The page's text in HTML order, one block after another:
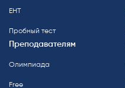
ЕНТ
Пробный тест
Преподавателям
Олимпиада
Free